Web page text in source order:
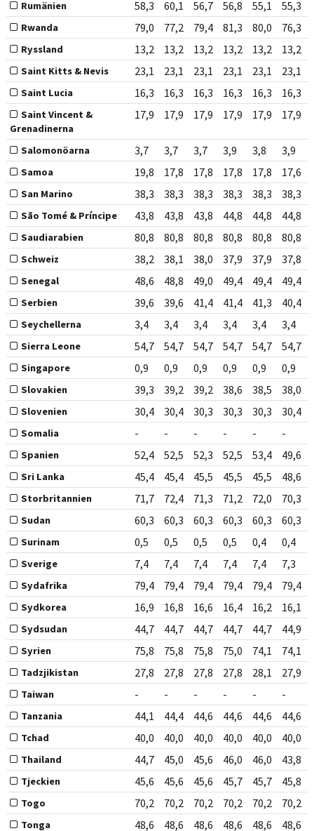
Rumänien 58,3 60,1 56,7 56,8 55,1 55,3
Rwanda 79,0 77,2 79,4 81,3 80,0 76,3
Ryssland 13,2 13,2 13,2 13,2 13,2 13,2
Saint Kitts & Nevis 23,1 23,1 23,1 23,1 23,1 23,1
Saint Lucia 16,3 16,3 16,3 16,3 16,3 16,3
Saint Vincent &
Grenadinerna
17,9 17,9 17,9 17,9 17,9 17,9
Salomonöarna 3,7 3,7 3,7 3,9 3,8 3,9
Samoa 19,8 17,8 17,8 17,8 17,8 17,6
San Marino 38,3 38,3 38,3 38,3 38,3 38,3
São Tomé & Príncipe 43,8 43,8 43,8 44,8 44,8 44,8
Saudiarabien 80,8 80,8 80,8 80,8 80,8 80,8
Schweiz 38,2 38,1 38,0 37,9 37,9 37,8
Senegal 48,6 48,8 49,0 49,4 49,4 49,4
Serbien 39,6 39,6 41,4 41,4 41,3 40,4
Seychellerna 3,4 3,4 3,4 3,4 3,4 3,4
Sierra Leone 54,7 54,7 54,7 54,7 54,7 54,7
Singapore 0,9 0,9 0,9 0,9 0,9 0,9
Slovakien 39,3 39,2 39,2 38,6 38,5 38,0
Slovenien 30,4 30,4 30,3 30,3 30,3 30,4
Somalia - - - - - -
Spanien 52,4 52,5 52,3 52,5 53,4 49,6
Sri Lanka 45,4 45,4 45,5 45,5 45,5 48,6
Storbritannien 71,7 72,4 71,3 71,2 72,0 70,3
Sudan 60,3 60,3 60,3 60,3 60,3 60,3
Surinam 0,5 0,5 0,5 0,5 0,4 0,4
Sverige 7,4 7,4 7,4 7,4 7,4 7,3
Sydafrika 79,4 79,4 79,4 79,4 79,4 79,4
Sydkorea 16,9 16,8 16,6 16,4 16,2 16,1
Sydsudan 44,7 44,7 44,7 44,7 44,7 44,9
Syrien 75,8 75,8 75,8 75,0 74,1 74,1
Tadzjikistan 27,8 27,8 27,8 27,8 28,1 27,9
Taiwan - - - - - -
Tanzania 44,1 44,4 44,6 44,6 44,6 44,6
Tchad 40,0 40,0 40,0 40,0 40,0 40,0
Thailand 44,7 45,0 45,6 46,0 46,0 43,8
Tjeckien 45,6 45,6 45,6 45,7 45,7 45,8
Togo 70,2 70,2 70,2 70,2 70,2 70,2
Tonga 48,6 48,6 48,6 48,6 48,6 48,6